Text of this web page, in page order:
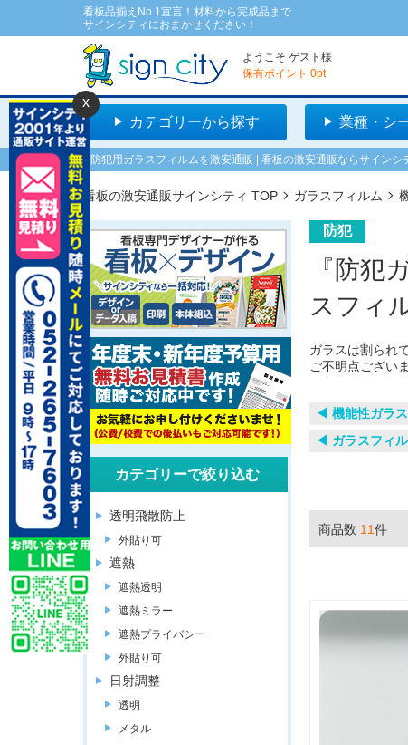
看板品揃えNo.1宣言！材料から完成品まで
サインシティにおまかせください！
ようこそ ゲスト 様
保有ポイント 0pt
カテゴリーから探す 業種・シ
防犯用ガラスフィルムを激安通販 | 看板の激安通販ならサインシ
看板の激安通販サインシティ TOP ガラスフィルム
防犯
『防犯
スフィ
ガラスは割られ
ご不明点ござい
◀︎ 機能性ガラ
◀︎ ガラスフィ
商品数 11件
カテゴリーで絞り込む
透明飛散防止
外貼り可
遮熱
遮熱透明
遮熱ミラー
遮熱プライバシー
外貼り可
日射調整
透明
メタル
x